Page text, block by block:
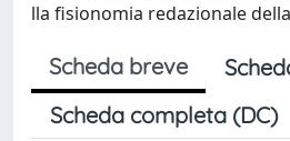
lla fisionomia redazionale
Scheda breve
Scheda completa (DC)